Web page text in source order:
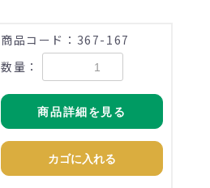
商品コード：367-167
数量：
商品詳細を見る
カゴに入れる